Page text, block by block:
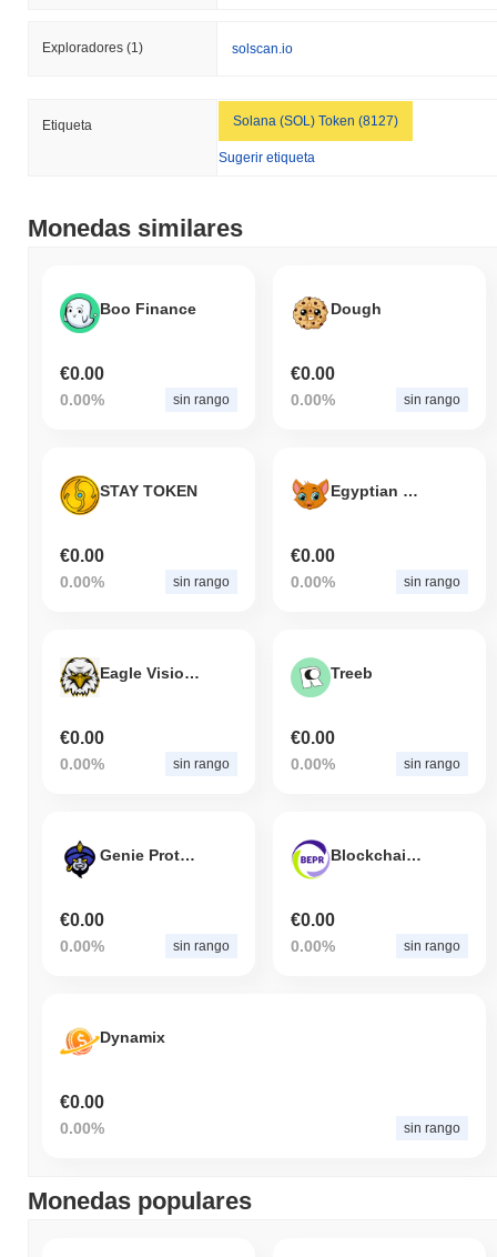
Exploradores (1) solscan.io
Etiqueta Solana (SOL) Token (8127)
Sugerir etiqueta
Monedas similares
Boo Finance
€0.00
0.00% sin rango
Dough
€0.00
0.00% sin rango
STAY TOKEN
€0.00
0.00% sin rango
Egyptian MAU
€0.00
0.00% sin rango
Eagle Vision ADA
€0.00
0.00% sin rango
Treeb
€0.00
0.00% sin rango
Genie Protocol
€0.00
0.00% sin rango
Blockchain Euro Project
€0.00
0.00% sin rango
Dynamix
€0.00
0.00% sin rango
Monedas populares